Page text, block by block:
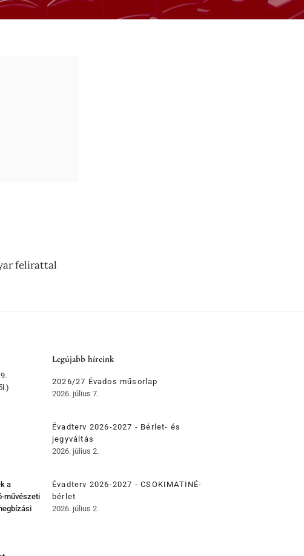
felirattal
a
művészeti
Legújabb híreink
2026/27 Évados műsorlap
2026. július 7.
Évadterv 2026-2027 - Bérlet- és
jegyváltás
2026. július 2.
Évadterv 2026-2027 - CSOKIMATINÉ-
bérlet
2026. július 2.